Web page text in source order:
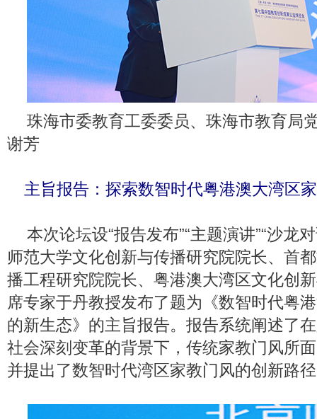
珠海市委教育工委委员、珠海市教育局
谢芳
主旨报告：探索数智时代粤港澳大湾区
本次论坛设“报告发布”“主题演讲”“沙龙
师范大学文化创新与传播研究院院长、首
播工程研究院院长、粤港澳大湾区文化创
席专家于丹教授发布了题为《数智时代粤
的新生态》的主旨报告。报告系统阐述了
社会深刻变革的背景下，传统家教门风所
并提出了数智时代湾区家教门风的创新路